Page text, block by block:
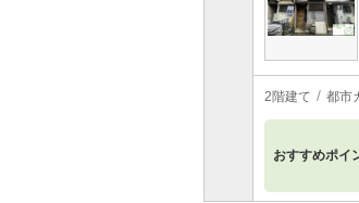
2階建て 都市
おすすめポイ